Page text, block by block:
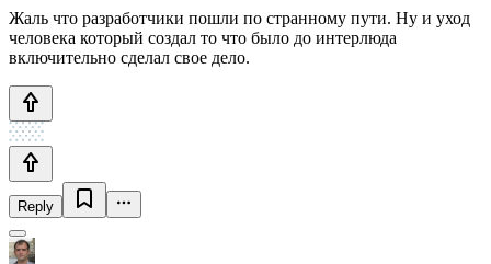
Жаль что разработчики пошли по странному пути. Ну и уход
человека который создал то что было до интерлюда
включительно сделал свое дело.
Reply